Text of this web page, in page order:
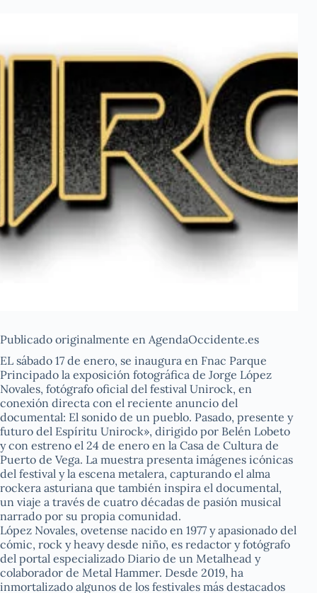
Publicado originalmente en AgendaOccidente.es
EL sábado 17 de enero, se inaugura en Fnac Parque
Principado la exposición fotográfica de Jorge López
Novales, fotógrafo oficial del festival Unirock, en
conexión directa con el reciente anuncio del
documental: El sonido de un pueblo. Pasado, presente y
futuro del Espíritu Unirock», dirigido por Belén Lobeto
y con estreno el 24 de enero en la Casa de Cultura de
Puerto de Vega. La muestra presenta imágenes icónicas
del festival y la escena metalera, capturando el alma
rockera asturiana que también inspira el documental,
un viaje a través de cuatro décadas de pasión musical
narrado por su propia comunidad.
López Novales, ovetense nacido en 1977 y apasionado del
cómic, rock y heavy desde niño, es redactor y fotógrafo
del portal especializado Diario de un Metalhead y
colaborador de Metal Hammer. Desde 2019, ha
inmortalizado algunos de los festivales más destacados